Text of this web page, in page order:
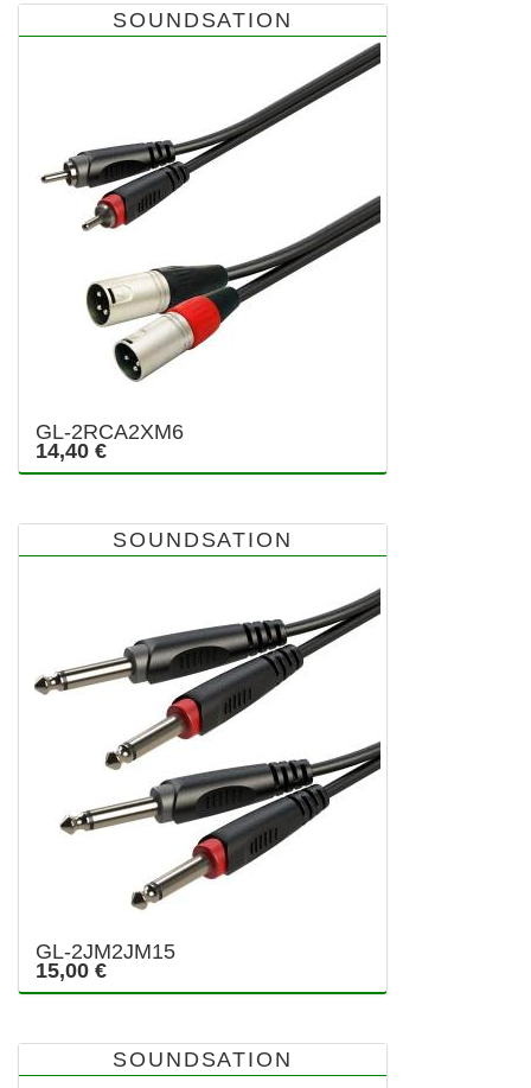
SOUNDSATION
GL-2RCA2XM6
14,40 €
SOUNDSATION
GL-2JM2JM15
15,00 €
SOUNDSATION